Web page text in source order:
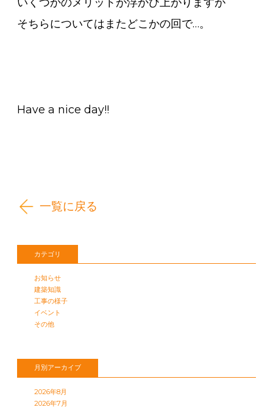
そちらについてはまたどこかの回で…。
Have a nice day!!
一覧に戻る
カテゴリ
お知らせ
建築知識
工事の様子
イベント
その他
月別アーカイブ
2026年8月
2026年7月